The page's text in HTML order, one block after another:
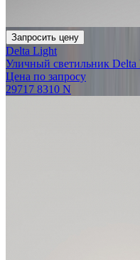
Запросить цену
Delta Light
Уличный светильник
Цена по запросу
29717 8310 N